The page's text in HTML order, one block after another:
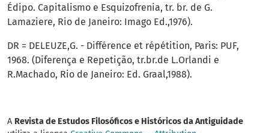
Édipo. Capitalismo e Esquizofrenia, tr. br. de G.
Lamaziere, Rio de Janeiro: Imago Ed.,1976).
DR = DELEUZE,G. - Différence et répétition, Paris: PUF,
1968. (Diferença e Repetição, tr.br.de L.Orlandi e
R.Machado, Rio de Janeiro: Ed. Graal,1988).
A Revista de Estudos Filosóficos e Históricos da Antiguidade